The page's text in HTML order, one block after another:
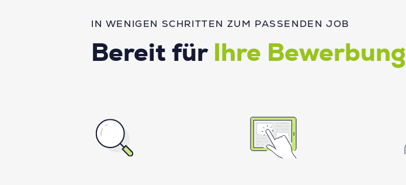
IN WENIGEN SCHRITTEN ZUM PASSENDEN JOB
Bereit für Ihre Bewerbung